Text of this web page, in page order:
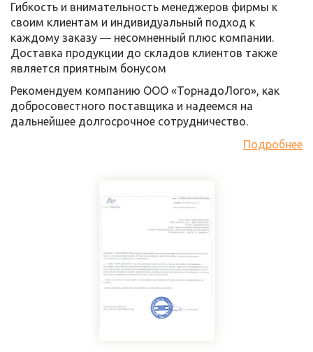
Гибкость и внимательность менеджеров фирмы к
своим клиентам и индивидуальный подход к
каждому заказу ― несомненный плюс компании.
Доставка продукции до складов клиентов также
является приятным бонусом
Рекомендуем компанию ООО «ТорнадоЛого», как
добросовестного поставщика и надеемся на
дальнейшее долгосрочное сотрудничество.
Подробнее